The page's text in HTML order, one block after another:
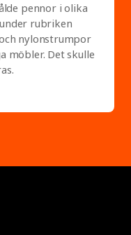
pennor i olika
rubriken
nylonstrumpor
möbler. Det skulle